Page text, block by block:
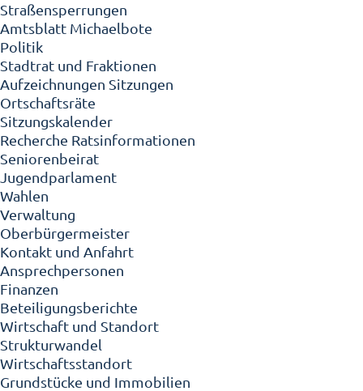
Straßensperrungen
Amtsblatt Michaelbote
Politik
Stadtrat und Fraktionen
Aufzeichnungen Sitzungen
Ortschaftsräte
Sitzungskalender
Recherche Ratsinformationen
Seniorenbeirat
Jugendparlament
Wahlen
Verwaltung
Oberbürgermeister
Kontakt und Anfahrt
Ansprechpersonen
Finanzen
Beteiligungsberichte
Wirtschaft und Standort
Strukturwandel
Wirtschaftsstandort
Grundstücke und Immobilien